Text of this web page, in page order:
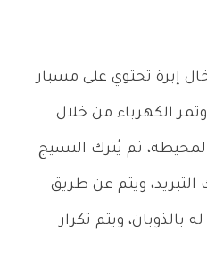
إبرة تحتوي على مسبار
الكهرباء من خلال
ثم يُترك النسيج
التبريد، ويتم عن طريق
ويتم تكرار